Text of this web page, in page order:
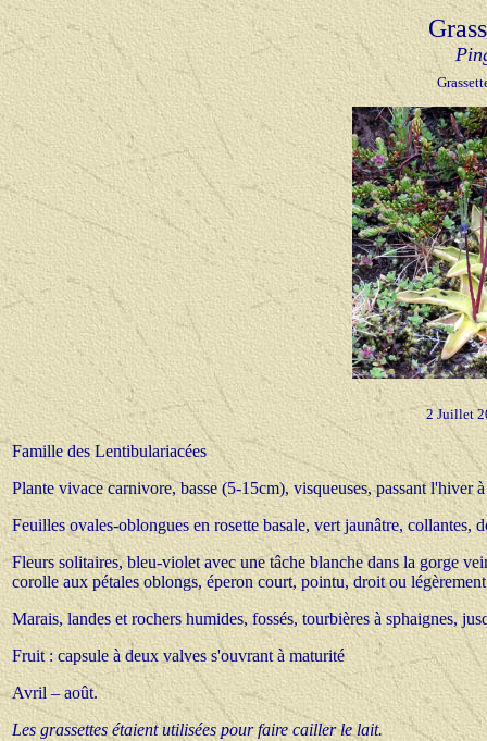
2 Juillet
Famille des Lentibulariacées
Plante vivace carnivore, basse (5-15cm), visqueuses, passant l'hiver
Feuilles ovales-oblongues en rosette basale, vert jaunâtre, collantes,
Fleurs solitaires, bleu-violet avec une tâche blanche dans la gorge
corolle aux pétales oblongs, éperon court, pointu, droit ou
Marais, landes et rochers humides, fossés, tourbières à sphaignes,
Fruit : capsule à deux valves s'ouvrant à maturité
Avril – août.
Les grassettes étaient utilisées pour faire cailler le lait.